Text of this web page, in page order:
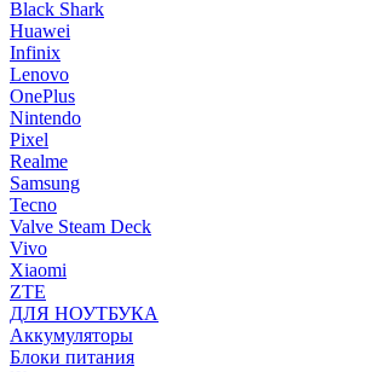
Black Shark
Huawei
Infinix
Lenovo
OnePlus
Nintendo
Pixel
Realme
Samsung
Tecno
Valve Steam Deck
Vivo
Xiaomi
ZTE
ДЛЯ НОУТБУКА
Аккумуляторы
Блоки питания